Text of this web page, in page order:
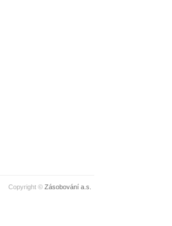
Copyright © Zásobování a.s.